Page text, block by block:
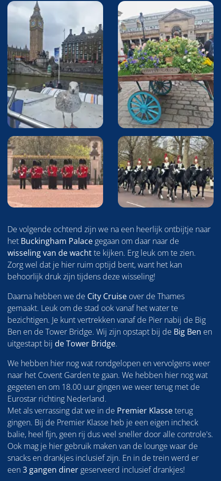
De volgende ochtend zijn we na een heerlijk ontbijtje naar
het Buckingham Palace gegaan om daar naar de
wisseling van de wachtte kijken. Erg leuk om te zien.
Zorg wel dat je hier ruim optijd bent, want het kan
behoorlijk druk zijn tijdens deze wisseling!
Daarna hebben we de City Cruise over de Thames
gemaakt. Leuk om de stad ook vanaf het water te
bezichtigen. Je kunt vertrekken vanaf de Pier nabij de Big
Ben en de Tower Bridge. Wij zijn opstapt bij de Big Ben en
uitgestapt bij de Tower Bridge.
We hebben hier nog wat rondgelopen en vervolgens weer
naar het Covent Garden te gaan. We hebben hier nog wat
gegeten en om 18.00 uur gingen we weer terug met de
Eurostar richting Nederland.
Met als verrassing dat we in de Premier Klasseterug
gingen. Bij de Premier Klasse heb je een eigen incheck
balie, heel fijn, geen rij dus veel sneller door alle controle's.
Ook mag je hier gebruik maken van de lounge waar de
snacks en drankjes inclusief zijn. En in de trein werd er
een3 gangen diner geserveerd inclusief drankjes!